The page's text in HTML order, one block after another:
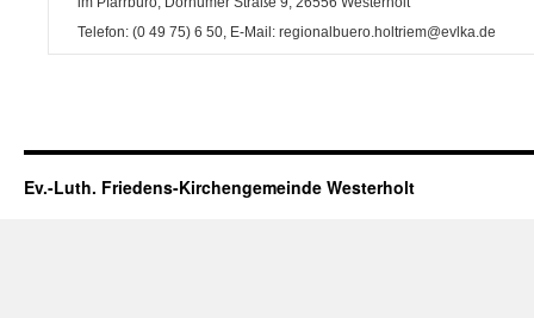
Telefon: (0 49 75) 6 50, E-Mail: regionalbuero.holtriem@evlka.de
Ev.-Luth. Friedens-Kirchengemeinde Westerholt